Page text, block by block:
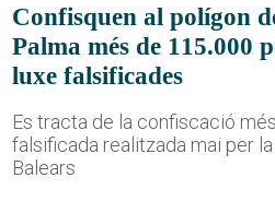
Confisquen al polígon
Palma més de 115.000
luxe falsificades
Es tracta de la confiscació
falsificada realitzada mai per
Balears